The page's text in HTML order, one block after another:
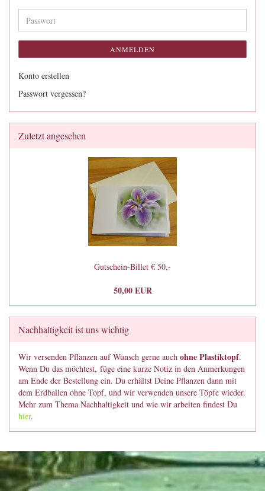
Adresse
Passwort
ANMELDEN
Konto erstellen
Passwort vergessen?
Zuletzt angesehen
Gutschein-Billet € 50,-
50,00 EUR
Nachhaltigkeit ist uns wichtig
Wir versenden Pflanzen auf Wunsch gerne auch ohne Plastiktopf.
Wenn Du das möchtest, füge eine kurze Notiz in den Anmerkungen
am Ende der Bestellung ein. Du erhältst Deine Pflanzen dann mit
dem Erdballen ohne Topf, und wir verwenden unsere Töpfe wieder.
Mehr zum Thema Nachhaltigkeit und wie wir arbeiten findest Du
hier.